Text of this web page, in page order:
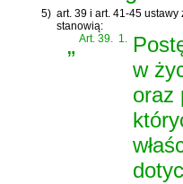
5) art. 39 i art. 41-45
stanowią:
„Art. 39. 1.
w
oraz